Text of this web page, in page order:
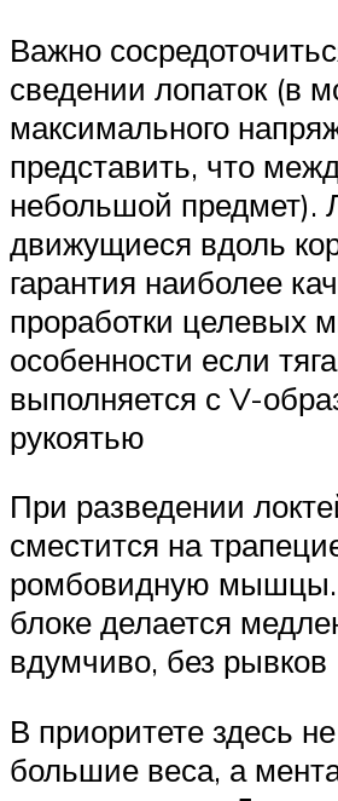
Важно
сведении лопаток (в
максимального
представить, что
небольшой предмет).
движущиеся вдоль
гарантия наиболее
проработки целевых
особенности если тяга
выполняется с V-
рукоятью
При разведении
сместится на
ромбовидную мышцы.
блоке делается
вдумчиво, без рывков
В приоритете здесь
большие веса, а